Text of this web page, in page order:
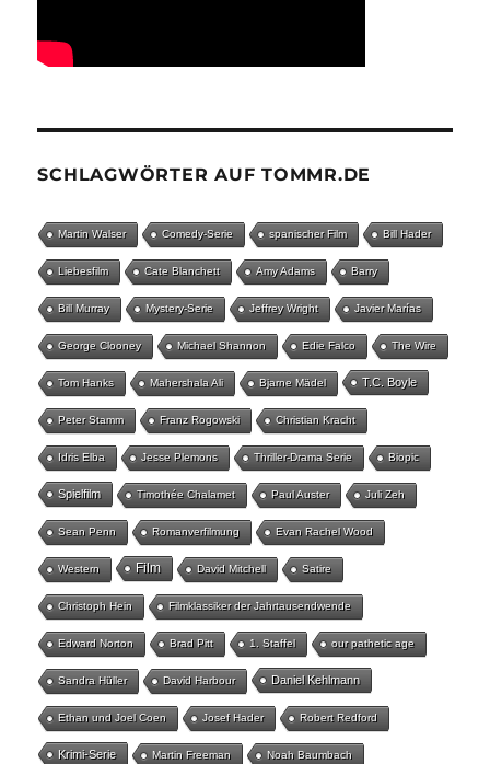
SCHLAGWÖRTER AUF TOMMR.DE
Martin Walser Comedy-Serie spanischer Film Bill Hader
Liebesfilm Cate Blanchett Amy Adams Barry
Bill Murray Mystery-Serie Jeffrey Wright Javier Marías
George Clooney Michael Shannon Edie Falco The Wire
Tom Hanks Mahershala Ali Bjarne Mädel T.C. Boyle
Peter Stamm Franz Rogowski Christian Kracht
Idris Elba Jesse Plemons Thriller-Drama Serie Biopic
Spielfilm Timothée Chalamet Paul Auster Juli Zeh
Sean Penn Romanverfilmung Evan Rachel Wood
Western Film David Mitchell Satire
Christoph Hein Filmklassiker der Jahrtausendwende
Edward Norton Brad Pitt 1. Staffel our pathetic age
Sandra Hüller David Harbour Daniel Kehlmann
Ethan und Joel Coen Josef Hader Robert Redford
Krimi-Serie Martin Freeman Noah Baumbach